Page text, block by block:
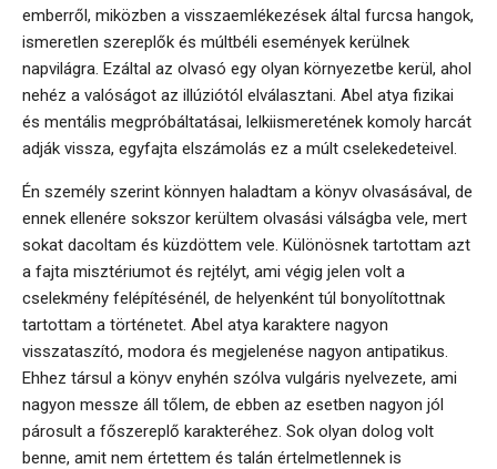
emberről, miközben a visszaemlékezések által furcsa hangok,
ismeretlen szereplők és múltbéli események kerülnek
napvilágra. Ezáltal az olvasó egy olyan környezetbe kerül, ahol
nehéz a valóságot az illúziótól elválasztani. Abel atya fizikai
és mentális megpróbáltatásai, lelkiismeretének komoly harcát
adják vissza, egyfajta elszámolás ez a múlt cselekedeteivel.
Én személy szerint könnyen haladtam a könyv olvasásával, de
ennek ellenére sokszor kerültem olvasási válságba vele, mert
sokat dacoltam és küzdöttem vele. Különösnek tartottam azt
a fajta misztériumot és rejtélyt, ami végig jelen volt a
cselekmény felépítésénél, de helyenként túl bonyolítottnak
tartottam a történetet. Abel atya karaktere nagyon
visszataszító, modora és megjelenése nagyon antipatikus.
Ehhez társul a könyv enyhén szólva vulgáris nyelvezete, ami
nagyon messze áll tőlem, de ebben az esetben nagyon jól
párosult a főszereplő karakteréhez. Sok olyan dolog volt
benne, amit nem értettem és talán értelmetlennek is